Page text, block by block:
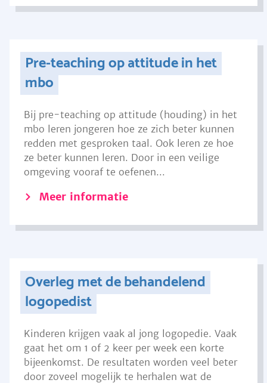
Pre-teaching op attitude in het
mbo
Bij pre-teaching op attitude (houding) in het
mbo leren jongeren hoe ze zich beter kunnen
redden met gesproken taal. Ook leren ze hoe
ze beter kunnen leren. Door in een veilige
omgeving vooraf te oefenen...
Meer informatie
Overleg met de behandelend
logopedist
Kinderen krijgen vaak al jong logopedie. Vaak
gaat het om 1 of 2 keer per week een korte
bijeenkomst. De resultaten worden veel beter
door zoveel mogelijk te herhalen wat de